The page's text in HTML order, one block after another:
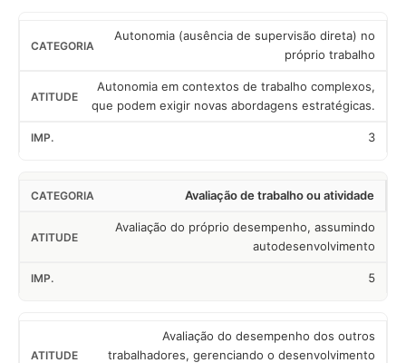
Autonomia (ausência de supervisão direta) no
próprio trabalho
Autonomia em contextos de trabalho complexos,
que podem exigir novas abordagens estratégicas.
3
Avaliação de trabalho ou atividade
Avaliação do próprio desempenho, assumindo
autodesenvolvimento
5
Avaliação do desempenho dos outros
trabalhadores, gerenciando o desenvolvimento